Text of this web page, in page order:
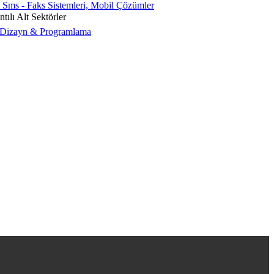
- Faks Sistemleri, Mobil Çözümler
Alt Sektörler
& Programlama